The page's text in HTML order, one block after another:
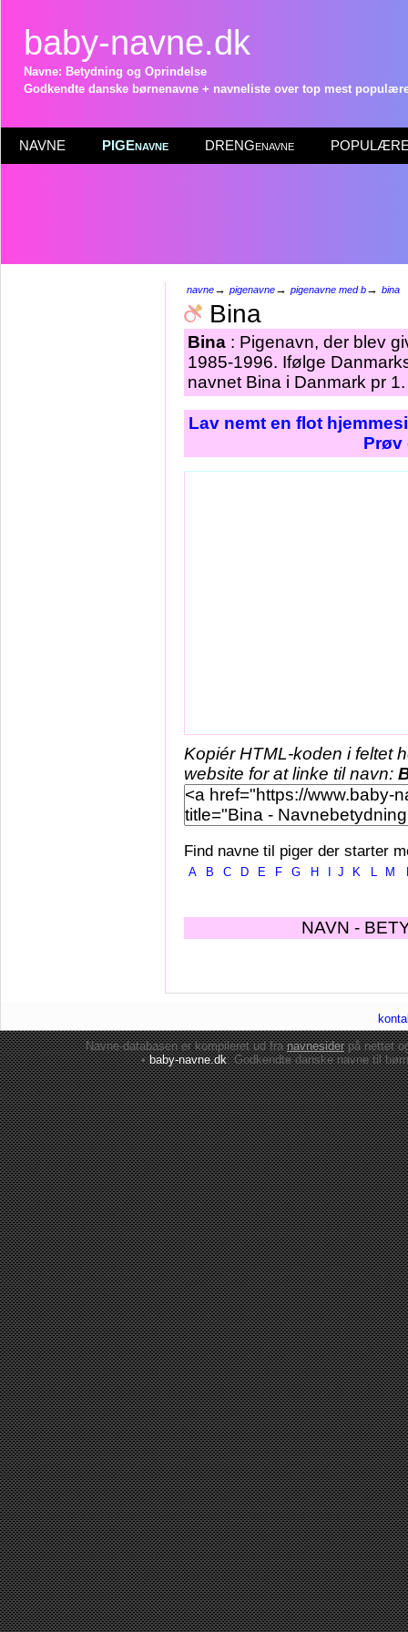
baby-navne.dk
Navne: Betydning og Oprindelse
Godkendte danske børnenavne + navneliste over top mest
NAVNE PIGEnavne DRENGenavne POPULÆRE
navne→ pigenavne→ pigenavne med b→ bina
Bina
Bina : Pigenavn, der blev
1985-1996. Ifølge
navnet Bina i Danmark pr
Lav nemt en flot
Prøv
Kopiér HTML-koden i feltet
website for at linke til navn:
Find navne til piger der starter
A B C D E F G H J K L M
NAVN -
Navne-databasen er kompileret ud franavnesiderpå nettet
•baby-navne.dk: Godkendte danskenavne til børn